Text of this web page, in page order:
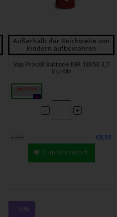
Außerhalb der Reichweite von
Kindern aufbewahren
Vap Procell Batterie IMR 18650 3,7
V Li-Mn
3000mAh
0x
- +
€9,95
€8,95
Zum Warenkorb
-10%